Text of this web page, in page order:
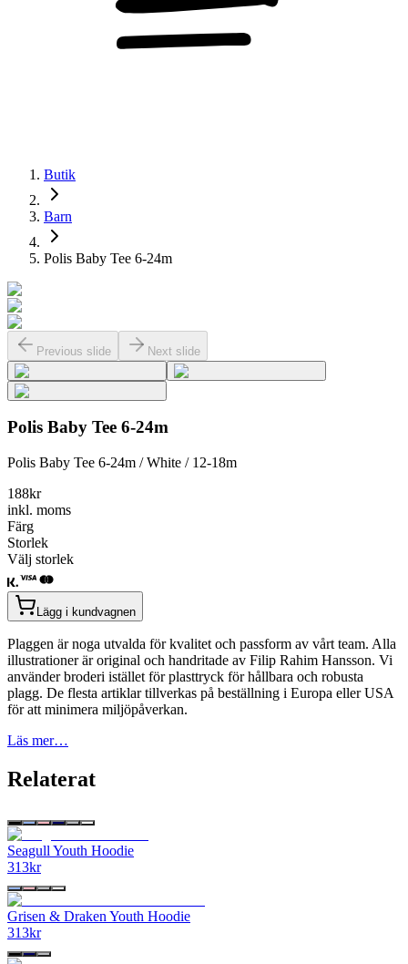
Butik
Barn
Polis Baby Tee 6-24m
Previous slide Next slide
Polis Baby Tee 6-24m
Polis Baby Tee 6-24m / White / 12-18m
188kr
inkl. moms
Färg
Storlek
Välj storlek
Lägg i kundvagnen
Plaggen är noga utvalda för kvalitet och passform av vårt team. Alla
illustrationer är original och handritade av Filip Rahim Hansson. Vi
använder broderi istället för plasttryck för hållbara och robusta
plagg. De flesta artiklar tillverkas på beställning i Europa eller USA
för att minimera miljöpåverkan.
Läs mer…
Relaterat
Seagull Youth Hoodie
313kr
Grisen & Draken Youth Hoodie
313kr